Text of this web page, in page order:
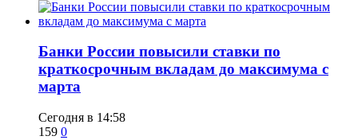
​Банки России повысили ставки по
краткосрочным вкладам до максимума с
марта
Сегодня в 14:58
159 0